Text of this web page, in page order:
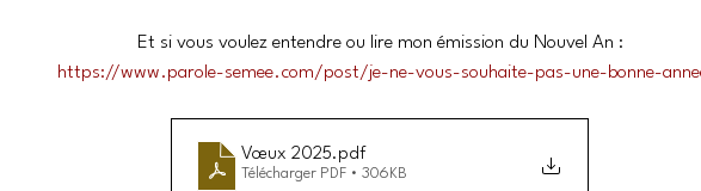
Et si vous voulez entendre ou lire mon émission du Nouvel An :
https://www.parole-semee.com/post/je-ne-vous-souhaite-pas-une-bonne-
Vœux 2025.pdf
Télécharger PDF • 306KB